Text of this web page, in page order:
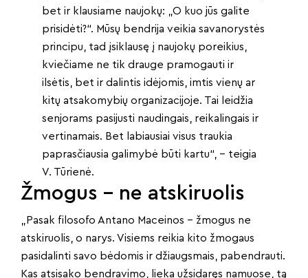
bet ir klausiame naujokų: „O kuo jūs galite
prisidėti?“. Mūsų bendrija veikia savanorystės
principu, tad įsiklausę į naujokų poreikius,
kviečiame ne tik drauge pramogauti ir
ilsėtis, bet ir dalintis idėjomis, imtis vienų ar
kitų atsakomybių organizacijoje. Tai leidžia
senjorams pasijusti naudingais, reikalingais ir
vertinamais. Bet labiausiai visus traukia
paprasčiausia galimybė būti kartu“, – teigia
V. Tūrienė.
Žmogus – ne atskiruolis
„Pasak filosofo Antano Maceinos – žmogus ne
atskiruolis, o narys. Visiems reikia kito žmogaus
pasidalinti savo bėdomis ir džiaugsmais, pabendrauti.
Kas atsisako bendravimo, lieka užsidaręs namuose, tą